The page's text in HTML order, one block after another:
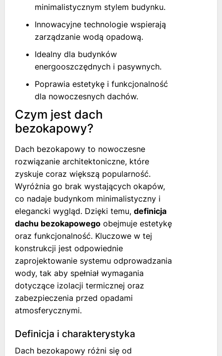
minimalistycznym stylem budynku.
Innowacyjne technologie wspierają
zarządzanie wodą opadową.
Idealny dla budynków
energooszczędnych i pasywnych.
Poprawia estetykę i funkcjonalność
dla nowoczesnych dachów.
Czym jest dach
bezokapowy?
Dach bezokapowy to nowoczesne
rozwiązanie architektoniczne, które
zyskuje coraz większą popularność.
Wyróżnia go brak wystających okapów,
co nadaje budynkom minimalistyczny i
elegancki wygląd. Dzięki temu, definicja
dachu bezokapowego obejmuje estetykę
oraz funkcjonalność. Kluczowe w tej
konstrukcji jest odpowiednie
zaprojektowanie systemu odprowadzania
wody, tak aby spełniał wymagania
dotyczące izolacji termicznej oraz
zabezpieczenia przed opadami
atmosferycznymi.
Definicja i charakterystyka
Dach bezokapowy różni się od